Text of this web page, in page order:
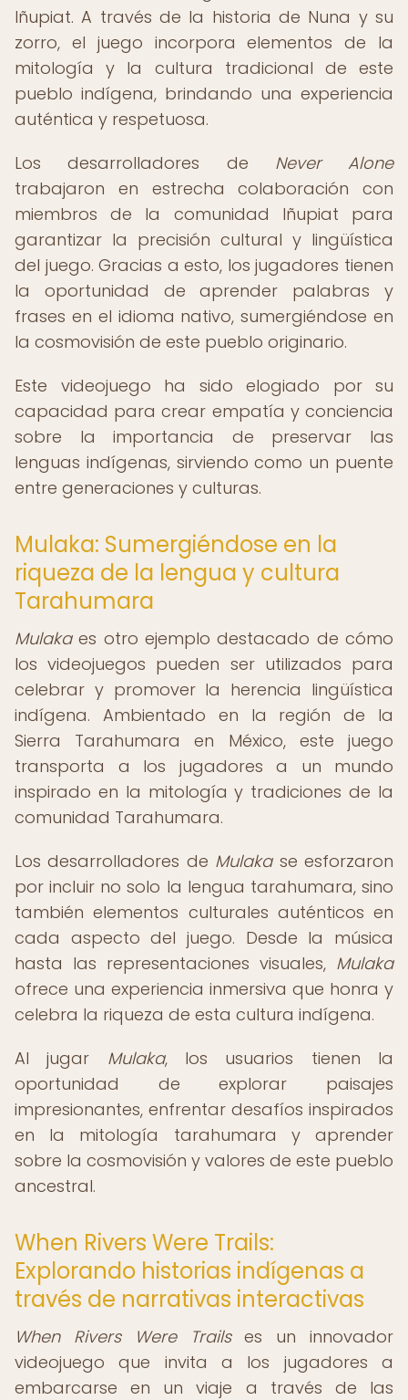
Iñupiat. A través de la historia de Nuna y su
zorro, el juego incorpora elementos de la
mitología y la cultura tradicional de este
pueblo indígena, brindando una experiencia
auténtica y respetuosa.
Los desarrolladores de Never Alone
trabajaron en estrecha colaboración con
miembros de la comunidad Iñupiat para
garantizar la precisión cultural y lingüística
del juego. Gracias a esto, los jugadores tienen
la oportunidad de aprender palabras y
frases en el idioma nativo, sumergiéndose en
la cosmovisión de este pueblo originario.
Este videojuego ha sido elogiado por su
capacidad para crear empatía y conciencia
sobre la importancia de preservar las
lenguas indígenas, sirviendo como un puente
entre generaciones y culturas.
Mulaka: Sumergiéndose en la
riqueza de la lengua y cultura
Tarahumara
Mulakaes otro ejemplo destacado de cómo
los videojuegos pueden ser utilizados para
celebrar y promover la herencia lingüística
indígena. Ambientado en la región de la
Sierra Tarahumara en México, este juego
transporta a los jugadores a un mundo
inspirado en la mitología y tradiciones de la
comunidad Tarahumara.
Los desarrolladores de Mulakase esforzaron
por incluir no solo la lengua tarahumara, sino
también elementos culturales auténticos en
cada aspecto del juego. Desde la música
hasta las representaciones visuales, Mulaka
ofrece una experiencia inmersiva que honra y
celebra la riqueza de esta cultura indígena.
Al jugar Mulaka, los usuarios tienen la
oportunidad de explorar paisajes
impresionantes, enfrentar desafíos inspirados
en la mitología tarahumara y aprender
sobre la cosmovisión y valores de este pueblo
ancestral.
When Rivers Were Trails:
Explorando historias indígenas a
través de narrativas interactivas
When Rivers Were Trailses un innovador
videojuego que invita a los jugadores a
embarcarse en un viaje a través de las